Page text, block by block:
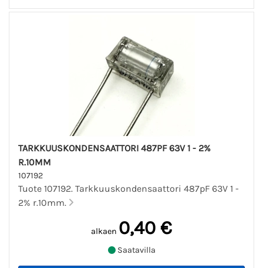
TARKKUUSKONDENSAATTORI 487PF 63V 1 - 2%
R.10MM
107192
Tuote 107192. Tarkkuuskondensaattori 487pF 63V 1 -
2% r.10mm.
alkaen 0,40 €
Saatavilla